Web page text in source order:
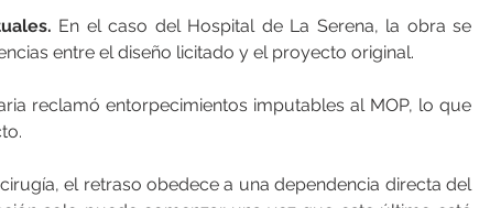
En el caso del Hospital de La Serena, la obra se
entre el diseño licitado y el proyecto original.
reclamó entorpecimientos imputables al MOP, lo que
el retraso obedece a una dependencia directa del